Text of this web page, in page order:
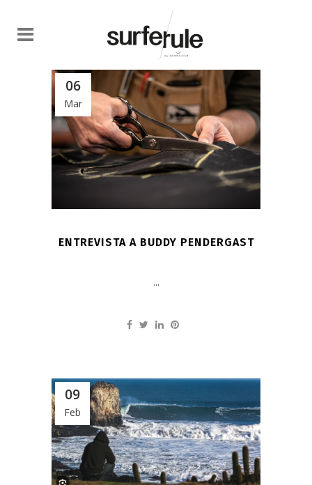
06
Mar
ENTREVISTA A BUDDY PENDERGAST
...
09
Feb